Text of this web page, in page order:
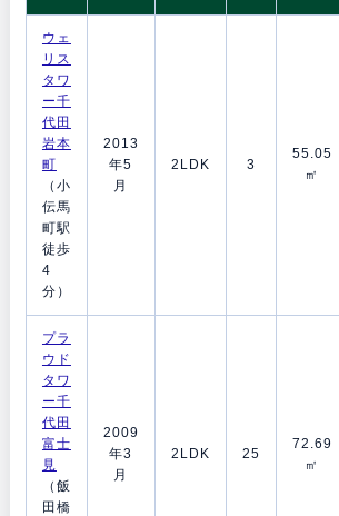
ウェ
リス
タワ
ー千
代田
岩本
町
（小
伝馬
町駅
徒歩
4
分）
2013
年5
月
2LDK 3
55.05
㎡
プラ
ウド
タワ
ー千
代田
富士
見
（飯
田橋
2009
年3
月
2LDK 25
72.69
㎡